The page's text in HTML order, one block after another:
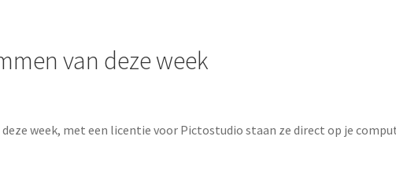
van deze week
week, met een licentie voor Pictostudio staan ze direct op je